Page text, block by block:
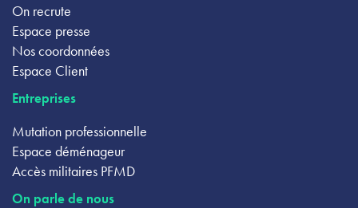
On recrute
Espace presse
Nos coordonnées
Espace Client
Entreprises
Mutation professionnelle
Espace déménageur
Accès militaires PFMD
On parle de nous